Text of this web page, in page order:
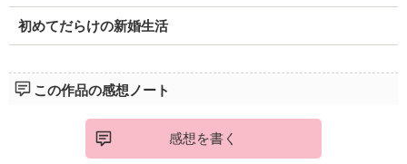
初めてだらけの新婚生活
この作品の感想ノート
感想を書く